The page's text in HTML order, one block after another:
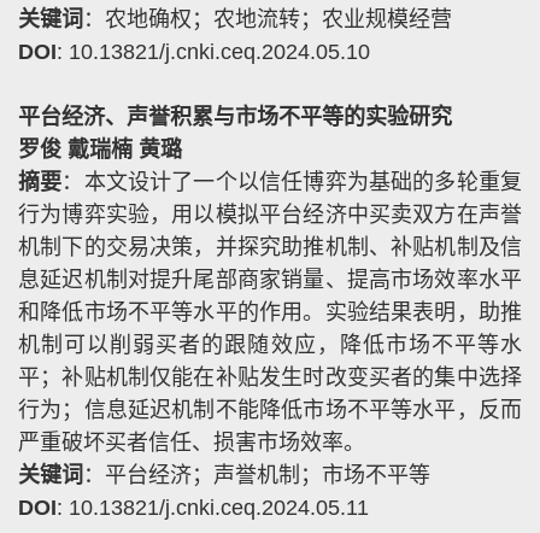
关键词 ：农地确权；农地流转；农业规模经营
DOI: 10.13821/j.cnki.ceq.2024.05.10
平台经济、声誉积累与市场不平等的实验研究
罗俊 戴瑞楠 黄璐
摘要：本文设计了一个以信任博弈为基础的多轮重复
行为博弈实验，用以模拟平台经济中买卖双方在声誉
机制下的交易决策，并探究助推机制、补贴机制及信
息延迟机制对提升尾部商家销量、提高市场效率水平
和降低市场不平等水平的作用。实验结果表明，助推
机制可以削弱买者的跟随效应，降低市场不平等水
平；补贴机制仅能在补贴发生时改变买者的集中选择
行为；信息延迟机制不能降低市场不平等水平，反而
严重破坏买者信任、损害市场效率。
关键词 ：平台经济；声誉机制；市场不平等
DOI: 10.13821/j.cnki.ceq.2024.05.11